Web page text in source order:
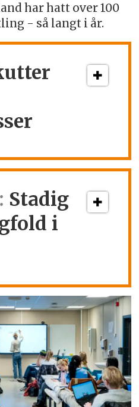
har hatt over 100
- så langt i år.
Stadig
i